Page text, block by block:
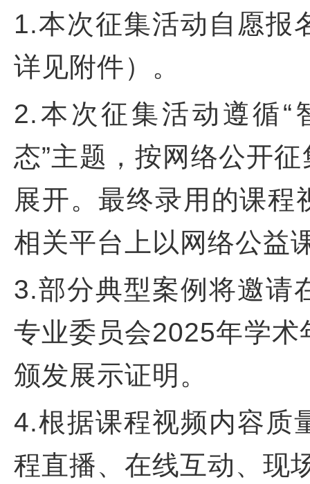
1.本次征集活动自愿报
详见附件）。
2.本次征集活动遵循“
态”主题，按网络公开
展开。最终录用的课
相关平台上以网络公益
3.部分典型案例将邀请
专业委员会2025年学
颁发展示证明。
4.根据课程视频内容质
程直播、在线互动、现